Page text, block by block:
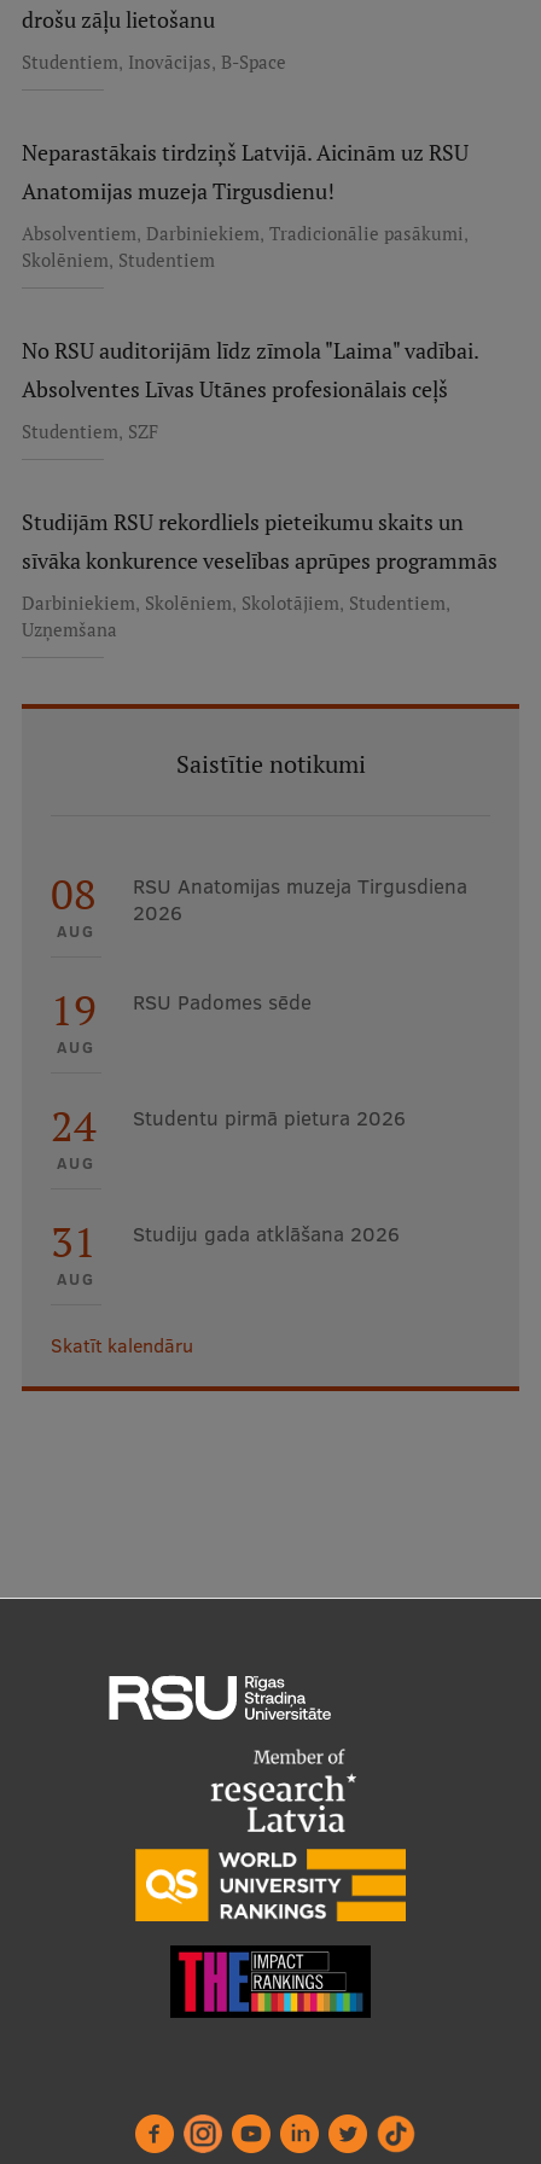
drošu zāļu lietošanu
Studentiem, Inovācijas, B-Space
Neparastākais tirdziņš Latvijā. Aicinām uz RSU
Anatomijas muzeja Tirgusdienu!
Absolventiem, Darbiniekiem, Tradicionālie pasākumi,
Skolēniem, Studentiem
No RSU auditorijām līdz zīmola "Laima" vadībai.
Absolventes Līvas Utānes profesionālais ceļš
Studentiem, SZF
Studijām RSU rekordliels pieteikumu skaits un
sīvāka konkurence veselības aprūpes programmās
Darbiniekiem, Skolēniem, Skolotājiem, Studentiem,
Uzņemšana
Saistītie notikumi
08
AUG
RSU Anatomijas muzeja Tirgusdiena
2026
19
AUG
RSU Padomes sēde
24
AUG
Studentu pirmā pietura 2026
31
AUG
Studiju gada atklāšana 2026
Skatīt kalendāru